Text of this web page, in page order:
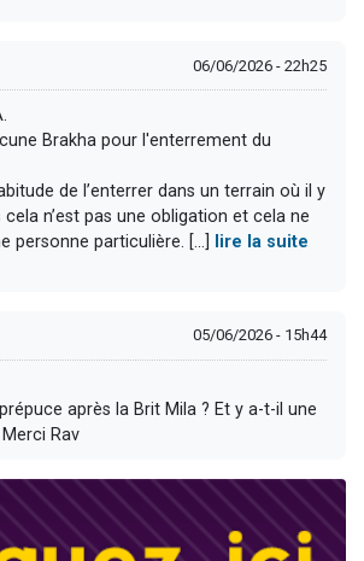
06/06/2026 - 22h25
Brakha pour l'enterrement du
de l’enterrer dans un terrain où il y
n’est pas une obligation et cela ne
personne particulière. [...]
lire la suite
05/06/2026 - 15h44
après la Brit Mila ? Et y a-t-il une
Rav